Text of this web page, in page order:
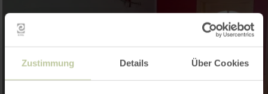
Zustimmung Details Über Cookies